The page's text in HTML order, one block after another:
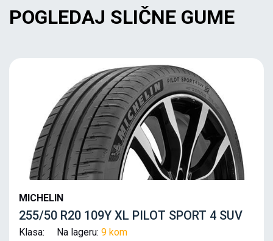
POGLEDAJ SLIČNE GUME
MICHELIN
255/50 R20 109Y XL PILOT SPORT 4 SUV
Klasa: Na lageru: 9 kom